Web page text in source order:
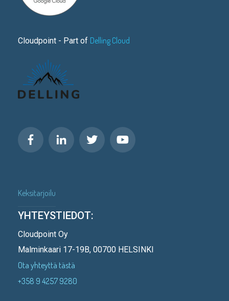
Cloudpoint - Part of Delling Cloud
Keksitarjoilu
YHTEYSTIEDOT:
Cloudpoint Oy
Malminkaari 17-19B, 00700 HELSINKI
Ota yhteyttä tästä
+358 9 4257 9280